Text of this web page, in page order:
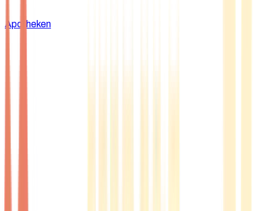
Apotheken